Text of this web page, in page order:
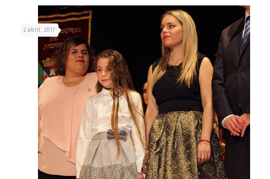
2 abril, 2017